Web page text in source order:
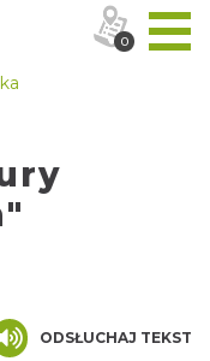
ODSŁUCHAJ TEKST
0